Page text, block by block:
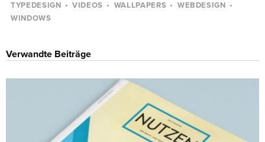
TYPEDESIGN
VIDEOS WALLPAPERS
WEBDESIGN
WINDOWS
Verwandte Beiträge